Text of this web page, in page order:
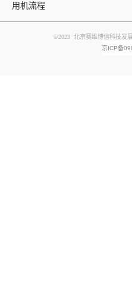
用机流程
©2023 北京赛维博信科技发
京ICP备